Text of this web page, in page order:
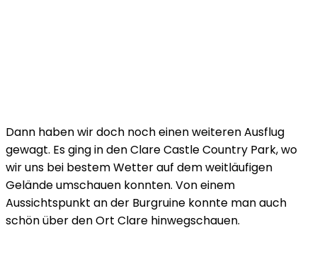
Dann haben wir doch noch einen weiteren Ausflug
gewagt. Es ging in den Clare Castle Country Park, wo
wir uns bei bestem Wetter auf dem weitläufigen
Gelände umschauen konnten. Von einem
Aussichtspunkt an der Burgruine konnte man auch
schön über den Ort Clare hinwegschauen.